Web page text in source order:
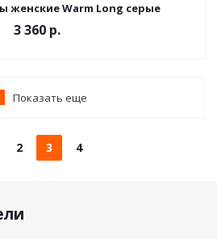
женские Warm Long серые
3 360 р.
Показать еще
2 3 4